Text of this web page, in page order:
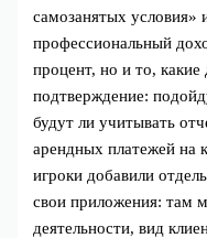
самозанятых условия»
профессиональный
процент, но и то,
подтверждение:
будут ли учитывать
арендных платежей на
игроки добавили
свои приложения: там
деятельности, вид